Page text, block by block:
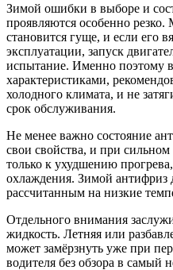
Зимой ошибки в выборе и
проявляются особенно
становится гуще, и если его
эксплуатации, запуск
испытание. Именно поэтому
характеристиками,
холодного климата, и не
срок обслуживания.
Не менее важно состояние
свои свойства, и при
только к ухудшению
охлаждения. Зимой
рассчитанным на низкие
Отдельного внимания
жидкость. Летняя или
может замёрзнуть уже при
водителя без обзора в самый